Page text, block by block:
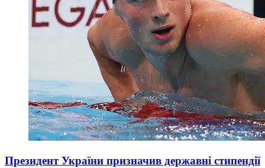
Президент України призначив державні стипендії